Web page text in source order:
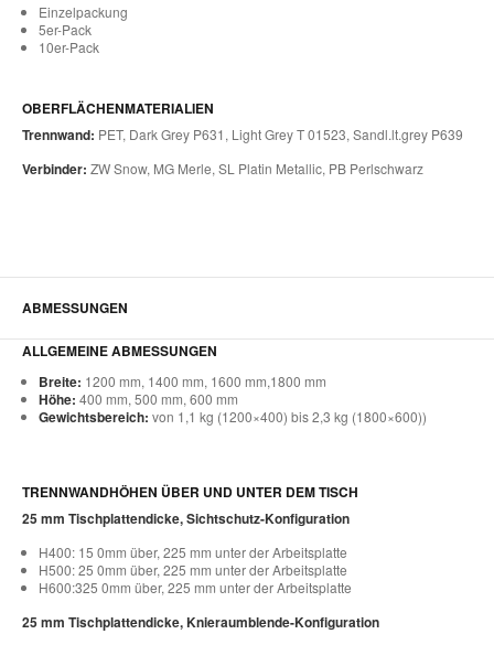
Einzelpackung
5er-Pack
10er-Pack
OBERFLÄCHENMATERIALIEN
Trennwand: PET, Dark Grey P631, Light Grey T 01523, Sandl.lt.grey P639
Verbinder: ZW Snow, MG Merle, SL Platin Metallic, PB Perlschwarz
ABMESSUNGEN
ALLGEMEINE ABMESSUNGEN
Breite: 1200 mm, 1400 mm, 1600 mm,1800 mm
Höhe: 400 mm, 500 mm, 600 mm
Gewichtsbereich: von 1,1 kg (1200×400) bis 2,3 kg (1800×600))
TRENNWANDHÖHEN ÜBER UND UNTER DEM TISCH
25 mm Tischplattendicke, Sichtschutz-Konfiguration
H400: 15 0mm über, 225 mm unter der Arbeitsplatte
H500: 25 0mm über, 225 mm unter der Arbeitsplatte
H600:325 0mm über, 225 mm unter der Arbeitsplatte
25 mm Tischplattendicke, Knieraumblende-Konfiguration